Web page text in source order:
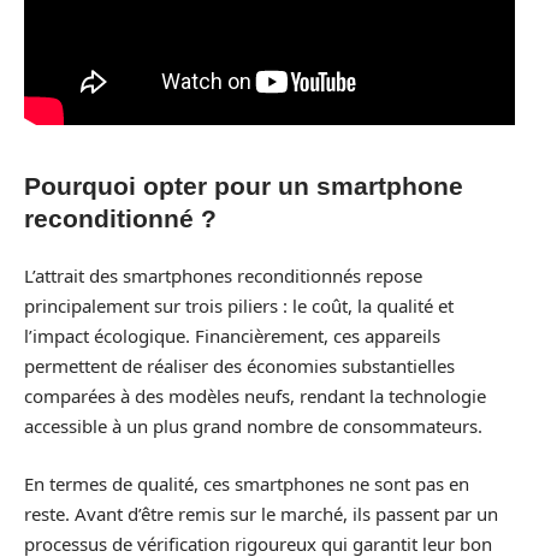
Pourquoi opter pour un smartphone
reconditionné ?
L’attrait des smartphones reconditionnés repose
principalement sur trois piliers : le coût, la qualité et
l’impact écologique. Financièrement, ces appareils
permettent de réaliser des économies substantielles
comparées à des modèles neufs, rendant la technologie
accessible à un plus grand nombre de consommateurs.
En termes de qualité, ces smartphones ne sont pas en
reste. Avant d’être remis sur le marché, ils passent par un
processus de vérification rigoureux qui garantit leur bon